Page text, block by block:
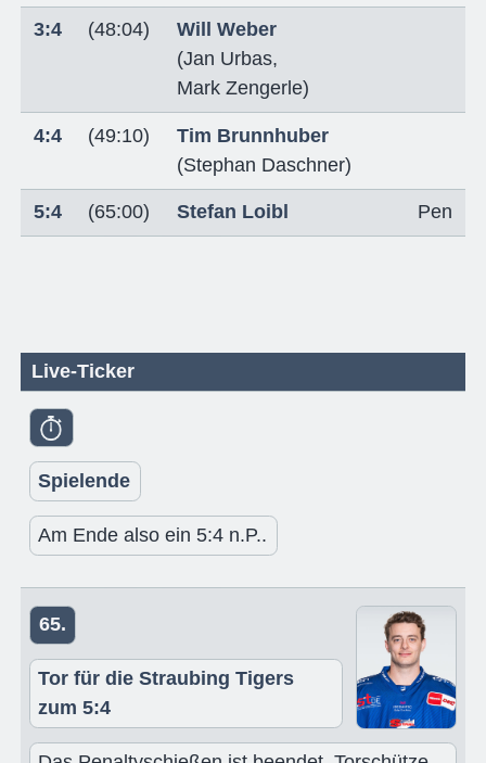
3:4 (48:04)
Will Weber
(Jan Urbas,
Mark Zengerle)
4:4 (49:10)
Tim Brunnhuber
(Stephan Daschner)
5:4 (65:00) Stefan Loibl Pen
Live-Ticker
Spielende
Am Ende also ein 5:4 n.P..
65.
Tor für die Straubing Tigers
zum 5:4